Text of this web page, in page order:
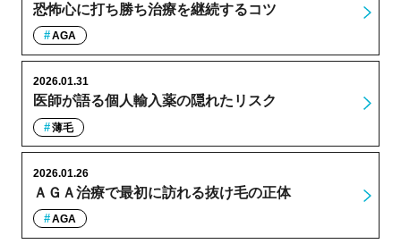
恐怖心に打ち勝ち治療を継続するコツ
AGA
医師が語る個人輸入薬の隠れたリスク
2026.01.31
薄毛
ＡＧＡ治療で最初に訪れる抜け毛の正体
2026.01.26
AGA